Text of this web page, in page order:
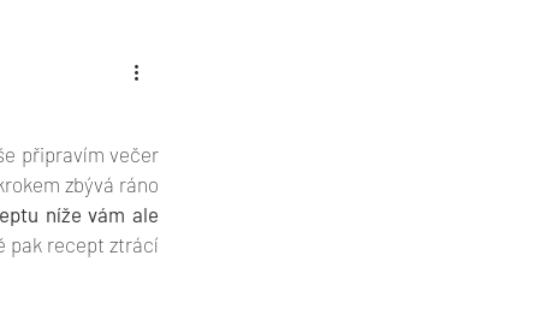
připravím večer
zbývá ráno
níže vám ale
pak recept ztrácí